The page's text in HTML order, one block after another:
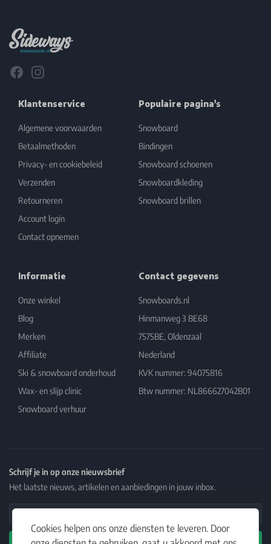
Cookies helpen ons onze diensten te leveren. Door
FacebookInstagram
Klantenservice
Algemene voorwaarden
Betaalmethoden
Privacy- en cookiebeleid
Verzenden
Retourneren
Account login
Contact opnemen
Populaire pagina's
Snowboard
Bindingen
Snowboard schoenen
Snowboardkleding
Snowboard brillen
Informatie
Onze winkel
Blog
Merken
Affiliate
Ski & snowboard onderhoud
Wax- en slijp clinic
Snowboard verhuur
Contact gegevens
Snowboards.nl
Hinmanweg 3 BE68
7575BE, Oldenzaal
Nederland
KVK nummer: 94075816
Btw nummer: NL866627042B01
Schrijf je in op onze nieuwsbrief
Het laatste nieuws, artikelen en aanbiedingen in jouw inbox.
Email Address